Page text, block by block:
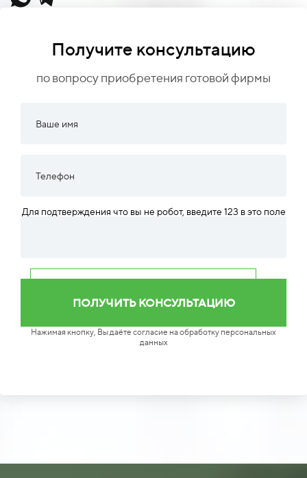
Получите консультацию
по вопросу приобретения готовой фирмы
Для подтверждения что вы не робот, введите 123 в это поле
Нажимая кнопку, Вы даёте согласие на обработку персональных
данных